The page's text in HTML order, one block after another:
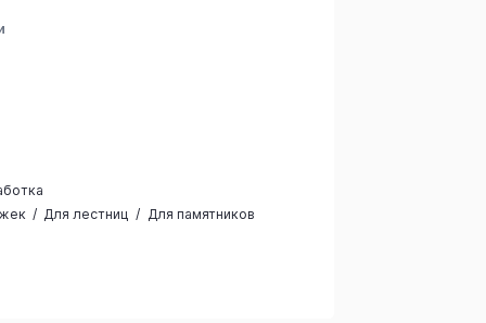
Для лестниц Для памятников